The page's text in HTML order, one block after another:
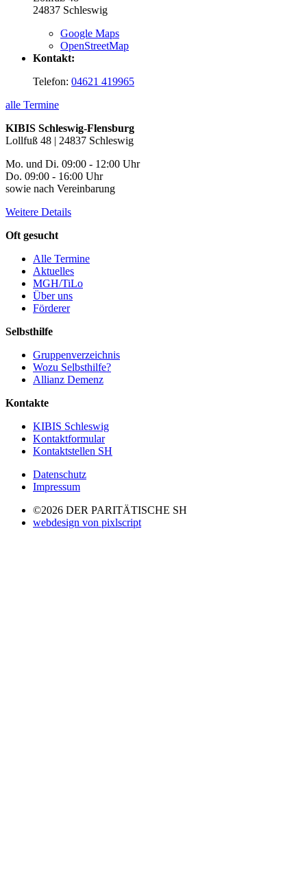
24837 Schleswig
Google Maps
OpenStreetMap
Kontakt:
Telefon: 04621 419965
alle Termine
KIBIS Schleswig-Flensburg
Lollfuß 48 | 24837 Schleswig
Mo. und Di. 09:00 - 12:00 Uhr
Do. 09:00 - 16:00 Uhr
sowie nach Vereinbarung
Weitere Details
Oft gesucht
Alle Termine
Aktuelles
MGH/TiLo
Über uns
Förderer
Selbsthilfe
Gruppenverzeichnis
Wozu Selbsthilfe?
Allianz Demenz
Kontakte
KIBIS Schleswig
Kontaktformular
Kontaktstellen SH
Datenschutz
Impressum
©2026 DER PARITÄTISCHE SH
webdesign von pixlscript